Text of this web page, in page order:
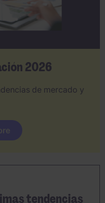
2026
de mercado y
tendencias